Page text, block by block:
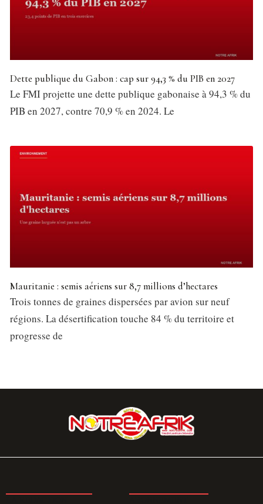
Dette publique du Gabon : cap sur 94,3 % du PIB en 2027
Le FMI projette une dette publique gabonaise à 94,3 % du
PIB en 2027, contre 70,9 % en 2024. Le
Mauritanie : semis aériens sur 8,7 millions d’hectares
Trois tonnes de graines dispersées par avion sur neuf
régions. La désertification touche 84 % du territoire et
progresse de